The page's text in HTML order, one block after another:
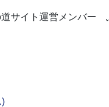
サイト運営メンバー
)